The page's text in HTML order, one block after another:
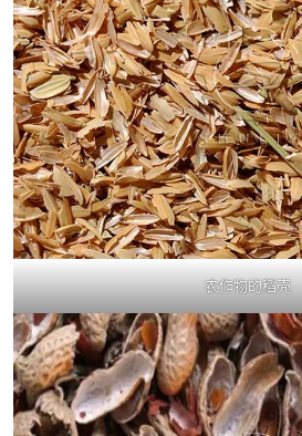
农作物的稻壳